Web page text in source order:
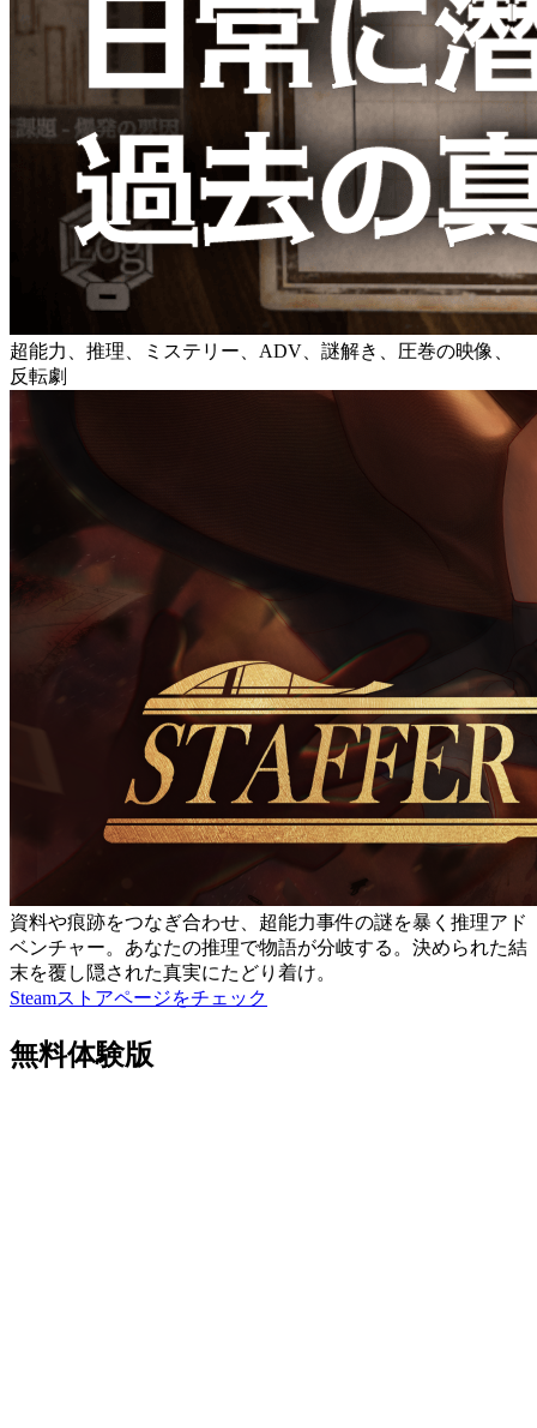
超能力、推理、ミステリー、ADV、謎解き、圧巻の映像、
反転劇
資料や痕跡をつなぎ合わせ、超能力事件の謎を暴く推理アド
ベンチャー。あなたの推理で物語が分岐する。決められた結
末を覆し隠された真実にたどり着け。
Steamストアページをチェック
無料体験版